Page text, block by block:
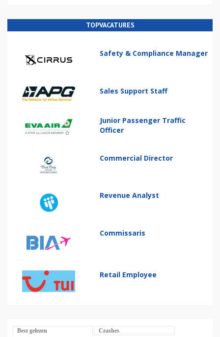
TOPVACATURES
Safety & Compliance Manager
Sales Support Staff
Junior Passenger Traffic
Officer
Commercial Director
Revenue Analyst
Commissaris
Retail Employee
Best gelezen Crashes